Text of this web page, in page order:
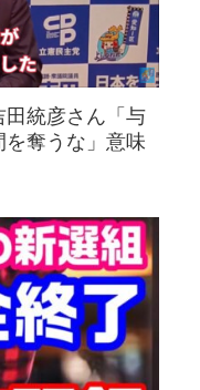
統彦さん「与
奪うな」意味